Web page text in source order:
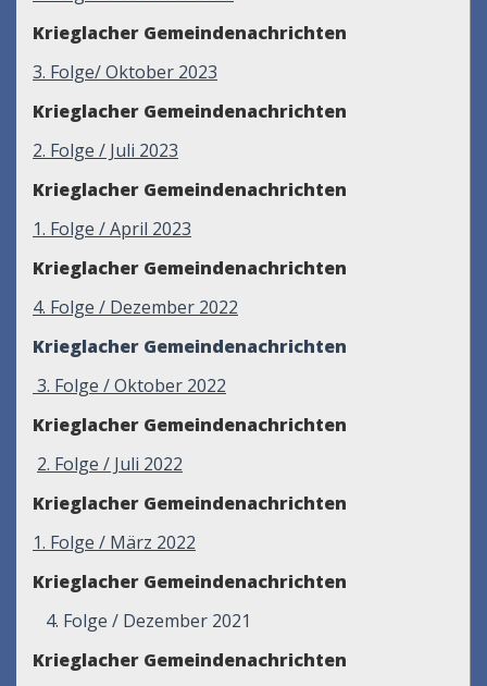
Krieglacher Gemeindenachrichten
3. Folge/ Oktober 2023
Krieglacher Gemeindenachrichten
2. Folge / Juli 2023
Krieglacher Gemeindenachrichten
1. Folge / April 2023
Krieglacher Gemeindenachrichten
4. Folge / Dezember 2022
Krieglacher Gemeindenachrichten
3. Folge / Oktober 2022
Krieglacher Gemeindenachrichten
2. Folge / Juli 2022
Krieglacher Gemeindenachrichten
1. Folge / März 2022
Krieglacher Gemeindenachrichten
4. Folge / Dezember 2021
Krieglacher Gemeindenachrichten